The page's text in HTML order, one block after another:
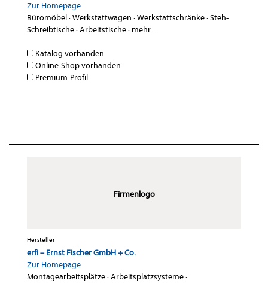
Zur Homepage
Büromöbel·Werkstattwagen ·Werkstattschränke·Steh-
Schreibtische·Arbeitstische· mehr...
Katalog vorhanden
Online-Shop vorhanden
Premium-Profil
Firmenlogo
Hersteller
erfi – Ernst Fischer GmbH + Co.
Zur Homepage
Montagearbeitsplätze·Arbeitsplatzsysteme·